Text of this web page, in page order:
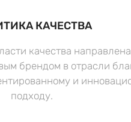
КАЧЕСТВА
качества
брендом в отрасли
и
подходу.